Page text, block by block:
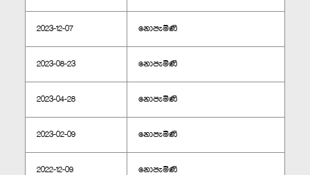
2023-12-07 නොපැමිණි
2023-08-23 නොපැමිණි
2023-04-28 නොපැමිණි
2023-02-09 නොපැමිණි
2022-12-09 නොපැමිණි